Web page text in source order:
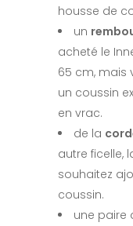
housse de
un
acheté le
65 cm, mais
un coussin
en vrac.
de la
autre ficelle,
souhaitez
coussin.
une paire